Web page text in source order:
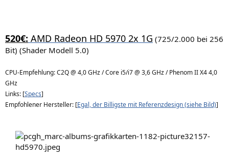
520€: AMD Radeon HD 5970 2x 1G (725/2.000 bei 256
Bit) (Shader Modell 5.0)
CPU-Empfehlung: C2Q @ 4,0 GHz / Core i5/i7 @ 3,6 GHz / Phenom II X4 4,0
GHz
Links: [Specs]
Empfohlener Hersteller: [Egal, der Billigste mit Referenzdesign (siehe Bild)]